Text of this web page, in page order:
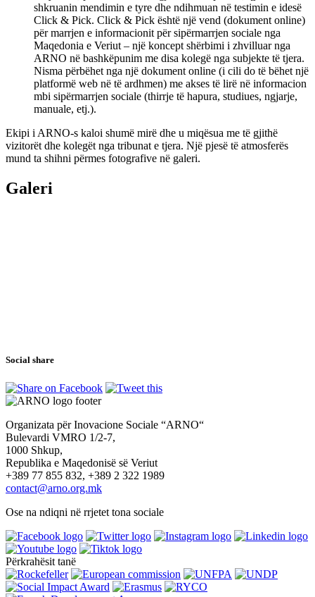
shkruanin mendimin e tyre dhe ndihmuan në testimin e idesë
Click & Pick. Click & Pick është një vend (dokument online)
për marrjen e informacionit për sipërmarrjen sociale nga
Maqedonia e Veriut – një koncept shërbimi i zhvilluar nga
ARNO në bashkëpunim me disa kolegë nga subjekte të tjera.
Nisma përbëhet nga një dokument online (i cili do të bëhet një
platformë web në të ardhmen) me akses të lirë në informacion
mbi sipërmarrjen sociale (thirrje të hapura, studiues, ngjarje,
manuale, etj.).
Ekipi i ARNO-s kaloi shumë mirë dhe u miqësua me të gjithë
vizitorët dhe kolegët nga tribunat e tjera. Një pjesë të atmosferës
mund ta shihni përmes fotografive në galeri.
Galeri
Social share
Organizata për Inovacione Sociale “ARNO“
Bulevardi VMRO 1/2-7,
1000 Shkup,
Republika e Maqedonisë së Veriut
+389 77 855 832, +389 2 322 1989
contact@arno.org.mk
Ose na ndiqni në rrjetet tona sociale
Përkrahësit tanë